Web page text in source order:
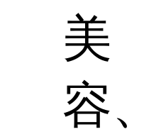
美
容、